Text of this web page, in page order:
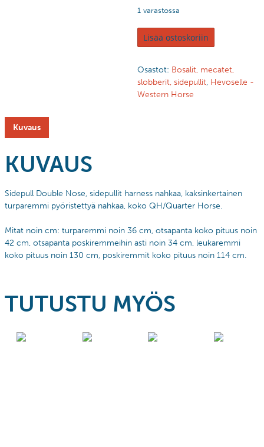
1 varastossa
Lisää ostoskoriin
Osastot: Bosalit, mecatet,
slobberit, sidepullit, Hevoselle -
Western Horse
Kuvaus
KUVAUS
Sidepull Double Nose, sidepullit harness nahkaa, kaksinkertainen
turparemmi pyöristettyä nahkaa, koko QH/Quarter Horse.
Mitat noin cm: turparemmi noin 36 cm, otsapanta koko pituus noin
42 cm, otsapanta poskiremmeihin asti noin 34 cm, leukaremmi
koko pituus noin 130 cm, poskiremmit koko pituus noin 114 cm.
TUTUSTU MYÖS